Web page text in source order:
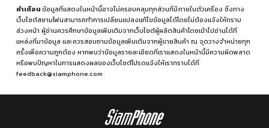
คำเตือนข้อมูลที่แสดงในหน้านี้อาจไม่ครอบคลุมทุกส่วนที่มีภายในตัวเครื่อง ซึ่งทาง
เว็บไซต์สยามโฟนสามารถทำการเปลี่ยนแปลงแก้ไขข้อมูลได้โดยไม่ต้องแจ้งให้ทราบ
ล่วงหน้า ผู้อ่านควรศึกษาข้อมูลเพิ่มเติมจากเว็บไซต์ผู้ผลิตสินค้าโดยเข้าไปอ่านได้ที่
แหล่งที่มาข้อมูล และควรสอบถามข้อมูลเพิ่มเติมจากผู้ขายสินค้า ณ จุดวางจำหน่ายทุก
ครั้งเพื่อความถูกต้อง หากพบว่าข้อมูลรายละเอียดที่เราแสดงในหน้านี้มีความผิดพลาด
หรือพบปัญหาในการแสดงผลของเว็บไซต์โปรดแจ้งให้เราทราบได้ที่
feedback@siamphone.com